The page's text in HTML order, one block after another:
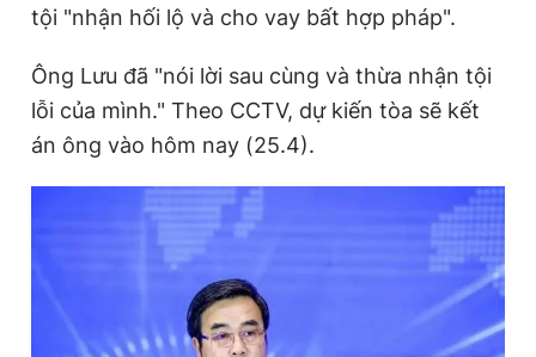
tội "nhận hối lộ và cho vay bất hợp pháp".
Ông Lưu đã "nói lời sau cùng và thừa nhận tội
lỗi của mình." Theo CCTV, dự kiến tòa sẽ kết
án ông vào hôm nay (25.4).